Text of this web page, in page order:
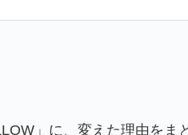
」に、変えた理由をま